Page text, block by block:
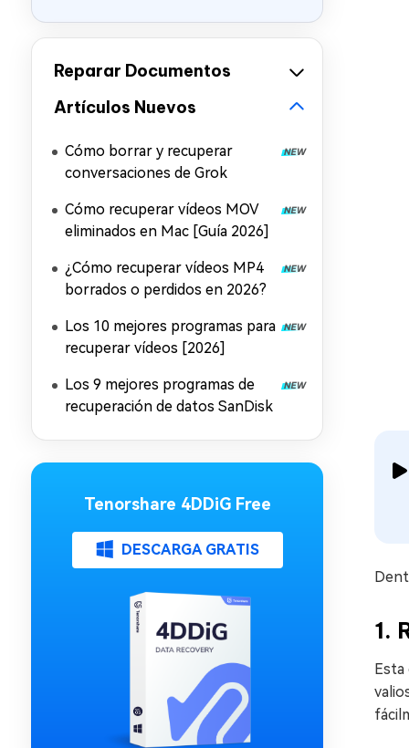
Reparar Documentos
Artículos Nuevos
Cómo borrar y recuperar
conversaciones de Grok
Cómo recuperar vídeos MOV
eliminados en Mac [Guía 2026]
¿Cómo recuperar vídeos MP4
borrados o perdidos en 2026?
Los 10 mejores programas para
recuperar vídeos [2026]
Los 9 mejores programas de
recuperación de datos SanDisk
Tenorshare 4DDiG Free
DESCARGA GRATIS
1.
Esta